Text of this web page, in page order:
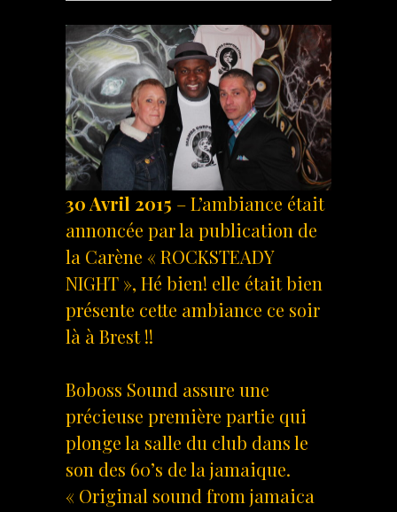
30 Avril 2015 – L’ambiance était
annoncée par la publication de
la Carène « ROCKSTEADY
NIGHT », Hé bien! elle était bien
présente cette ambiance ce soir
là à Brest !!
Boboss Sound assure une
précieuse première partie qui
plonge la salle du club dans le
son des 60’s de la jamaique.
« Original sound from jamaica